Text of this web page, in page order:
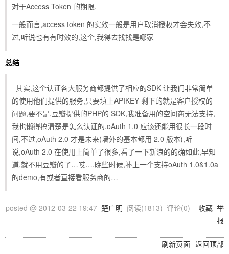
对于Access Token 的期限.
一般而言,access token 的实效一般是用户取消授权才会失效,不
过,听说也有有时效的,这个,我得去找找是哪家
总结
其实,这个认证各大服务商都提供了相应的SDK 让我们非常简单
的使用他们提供的服务,只要填上APIKEY 剩下的就是客户授权的
问题,要不是,豆瓣提供的PHP的 SDK,我准备用的空间商无法支持,
我也懒得搞清楚是怎么认证的.oAuth 1.0 应该还能用很长一段时
间,不过,oAuth 2.0 才是未来(墙外的基本都用 2.0 版本),听
说,oAuth 2.0 在使用上简单了很多,看了一下新浪的的确如此,早知
道,就不用豆瓣的了…哎….晚些时候,补上一个支持oAuth 1.0&1.0a
的demo,有或者直接看服务商的…
posted @ 2012-03-22 19:47 楚广明 阅读(1813) 评论(0) 收藏 举
报
刷新页面 返回顶部